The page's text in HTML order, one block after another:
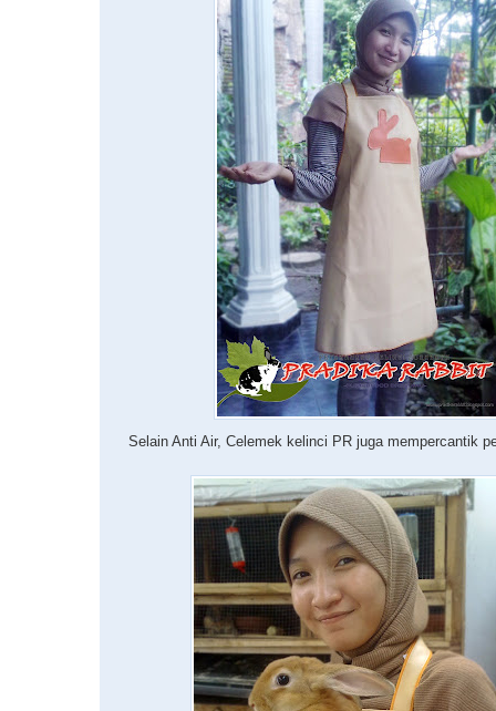
Selain Anti Air, Celemek kelinci PR juga mempercantik